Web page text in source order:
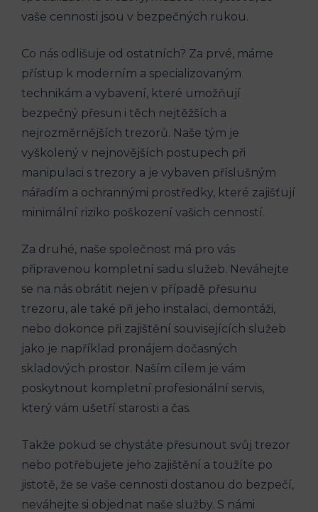
vaše cennosti jsou v bezpečných rukou.
Co nás odlišuje od ostatních? Za prvé, máme
přístup k moderním a specializovaným
technikám a vybavení, které umožňují
bezpečný přesun i těch nejtěžších a
nejrozměrnějších trezorů. Naše tým je
vyškolený v nejnovějších postupech při
manipulaci s trezory a je vybaven příslušným
nářadím a ochrannými prostředky, které zajišťují
minimální riziko poškození vašich cenností.
Za druhé, naše společnost má pro vás
připravenou kompletní sadu služeb. Neváhejte
se na nás obrátit nejen v případě přesunu
trezoru, ale také při jeho instalaci, demontáži,
nebo dokonce při zajištění souvisejících služeb
jako je například pronájem dočasných
skladových prostor. Naším cílem je vám
poskytnout kompletní profesionální servis,
který vám ušetří starosti a čas.
Takže pokud se chystáte přesunout svůj trezor
nebo potřebujete jeho zajištění a toužíte po
jistotě, že se vaše cennosti dostanou do bezpečí,
neváhejte si objednat naše služby. S námi